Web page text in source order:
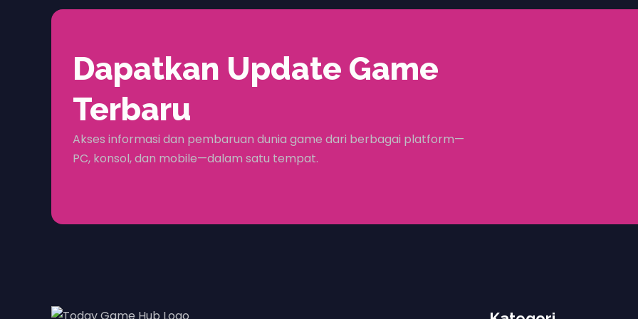
Dapatkan Update Game
Terbaru
Akses informasi dan pembaruan dunia game dari berbagai platform—
PC, konsol, dan mobile—dalam satu tempat.